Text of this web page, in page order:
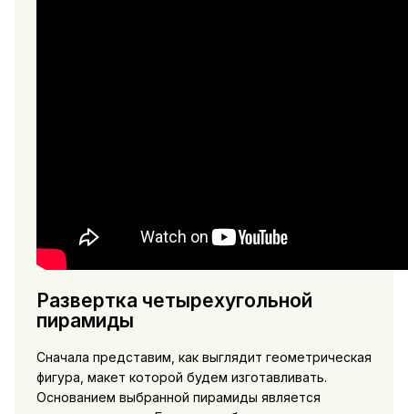
Развертка четырехугольной
пирамиды
Сначала представим, как выглядит геометрическая
фигура, макет которой будем изготавливать.
Основанием выбранной пирамиды является